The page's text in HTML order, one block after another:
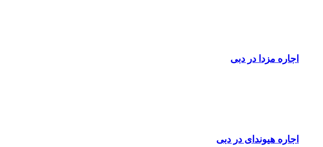
اجاره مزدا در دبی
اجاره هیوندای در دبی